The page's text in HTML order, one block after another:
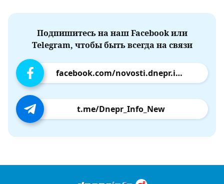
Подпишитесь на наш Facebook или
Telegram, чтобы быть всегда на связи
facebook.com/novosti.dnepr.info
t.me/Dnepr_Info_New